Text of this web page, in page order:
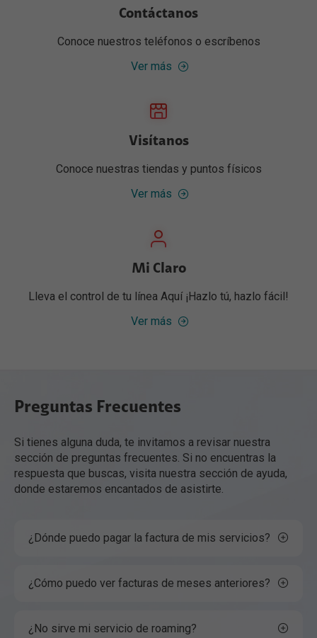
Contáctanos
Conoce nuestros teléfonos o escríbenos
Ver más
Visítanos
Conoce nuestras tiendas y puntos físicos
Ver más
Mi Claro
Lleva el control de tu línea Aquí ¡Hazlo tú, hazlo fácil!
Ver más
Preguntas Frecuentes
Si tienes alguna duda, te invitamos a revisar nuestra
sección de preguntas frecuentes. Si no encuentras la
respuesta que buscas, visita nuestra sección de ayuda,
donde estaremos encantados de asistirte.
¿Dónde puedo pagar la factura de mis servicios?
¿Cómo puedo ver facturas de meses anteriores?
¿No sirve mi servicio de roaming?